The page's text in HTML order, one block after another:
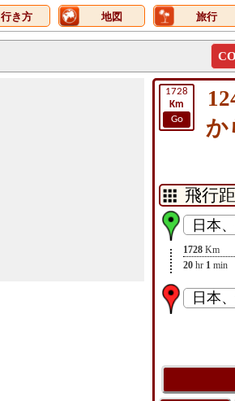
行き方 地図 旅行
1728
Km
Go
か
1728 Km
20 hr 1 min